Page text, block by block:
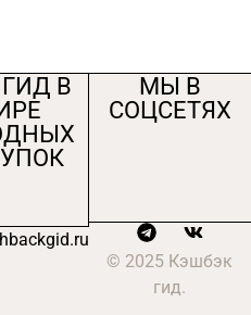
В
МЫ В
СОЦСЕТЯХ
© 2025 Кэшбэк
гид.